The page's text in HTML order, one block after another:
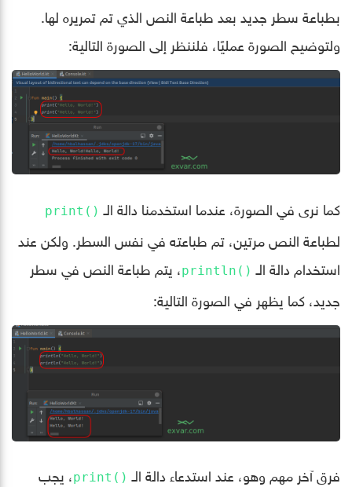
بطباعة سطر جديد بعد طباعة النص الذي تم تمريره لها.
ولتوضيح الصورة عمليًا، فلننظر إلى الصورة التالية:
كما نرى في الصورة، عندما استخدمنا دالة الـ ()print
لطباعة النص مرتين، تم طباعته في نفس السطر. ولكن عند
استخدام دالة الـ ()println
، يتم طباعة النص في سطر
جديد، كما يظهر في الصورة التالية:
فرق آخر مهم وهو، عند استدعاء دالة الـ ()print
، يجب